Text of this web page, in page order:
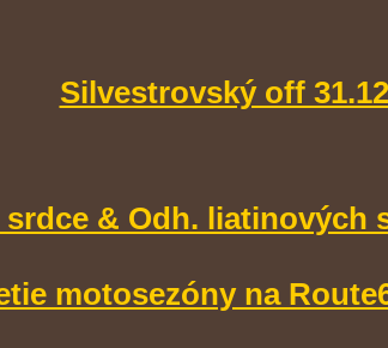
Silvestrovský off
& Odh. liatinových
motosezóny na